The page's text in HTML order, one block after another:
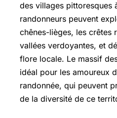
des villages pittoresques
randonneurs peuvent
chênes-lièges, les crêtes
vallées verdoyantes, et
flore locale. Le massif
idéal pour les amoureux
randonnée, qui peuvent
de la diversité de ce